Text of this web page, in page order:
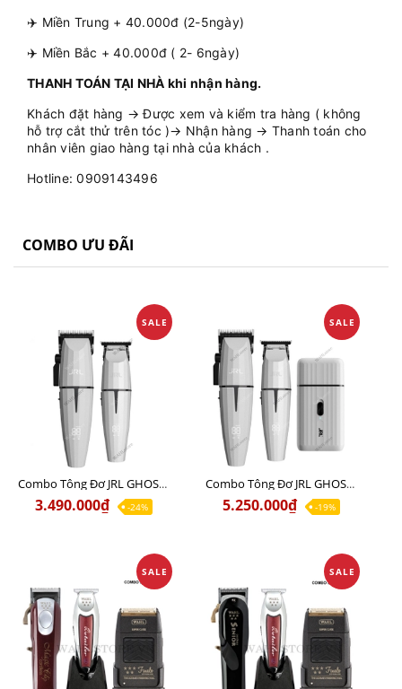
✈️ Miền Trung + 40.000đ (2-5ngày)
✈️ Miền Bắc + 40.000đ ( 2- 6ngày)
THANH TOÁN TẠI NHÀ khi nhận hàng.
Khách đặt hàng → Được xem và kiểm tra hàng ( không
hỗ trợ cắt thử trên tóc )→ Nhận hàng → Thanh toán cho
nhân viên giao hàng tại nhà của khách .
Hotline: 0909143496
COMBO ƯU ĐÃI
SALE
Combo Tông Đơ JRL GHOST 1 Limited Edition Chính Hãng USA
3.490.000₫ -24%
SALE
Combo Tông Đơ JRL GHOST 2 Limited Edition Chính Hãng USA
5.250.000₫ -19%
SALE SALE